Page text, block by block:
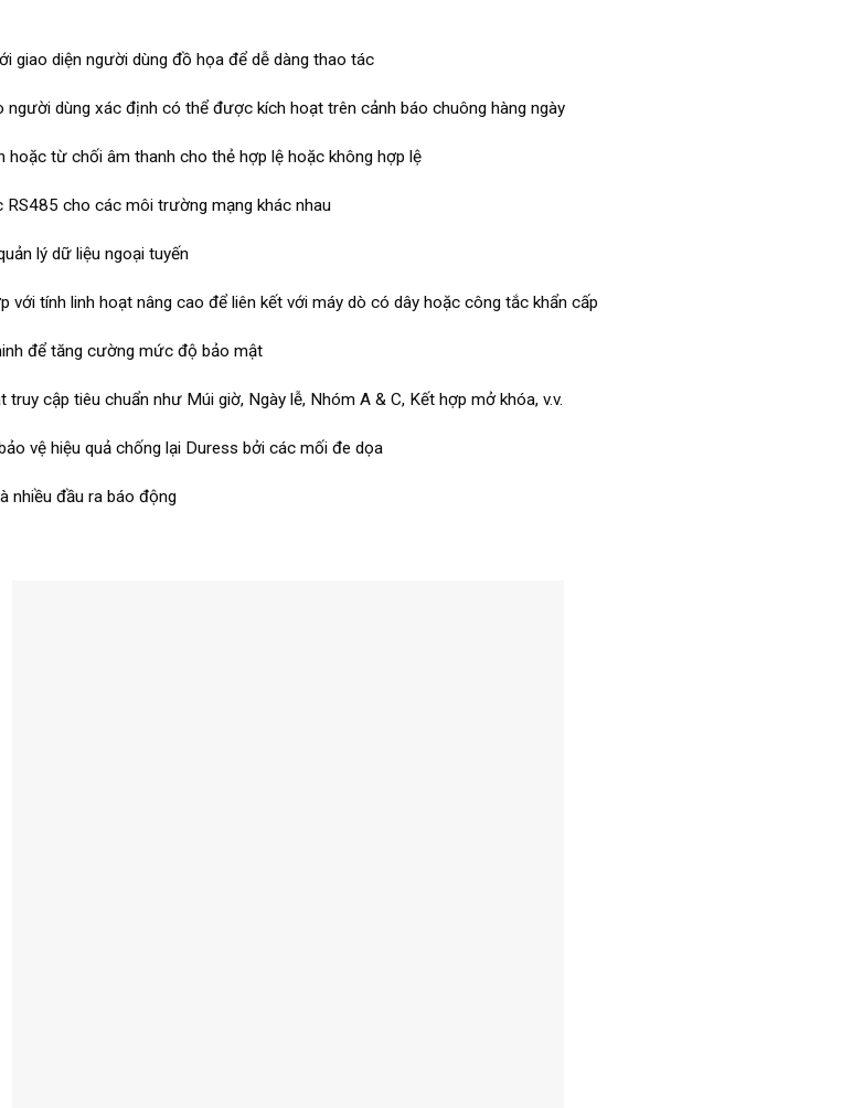
giao diện người dùng đồ họa để dễ dàng thao tác
người dùng xác định có thể được kích hoạt trên cảnh báo chuông hàng ngày
hoặc từ chối âm thanh cho thẻ hợp lệ hoặc không hợp lệ
RS485 cho các môi trường mạng khác nhau
lý dữ liệu ngoại tuyến
với tính linh hoạt nâng cao để liên kết với máy dò có dây hoặc công tắc khẩn cấp
để tăng cường mức độ bảo mật
truy cập tiêu chuẩn như Múi giờ, Ngày lễ, Nhóm A & C, Kết hợp mở khóa, v.v.
vệ hiệu quả chống lại Duress bởi các mối đe dọa
nhiều đầu ra báo động